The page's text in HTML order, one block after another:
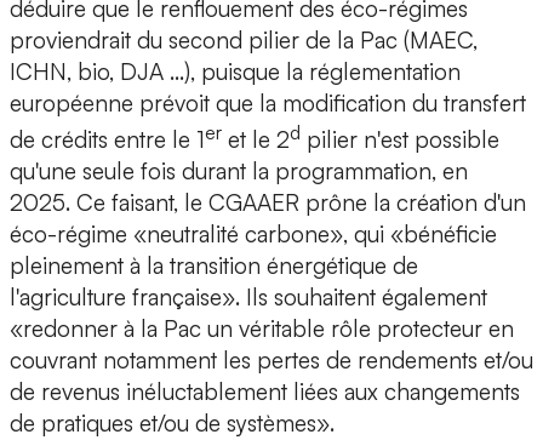
déduire que le renflouement des éco-régimes
proviendrait du second pilier de la Pac (MAEC,
ICHN, bio, DJA ...), puisque la réglementation
européenne prévoit que la modification du transfert
de crédits entre le 1er et le 2d pilier n'est possible
qu'une seule fois durant la programmation, en
2025. Ce faisant, le CGAAER prône la création d'un
éco-régime «neutralité carbone», qui «bénéficie
pleinement à la transition énergétique de
l'agriculture française». Ils souhaitent également
«redonner à la Pac un véritable rôle protecteur en
couvrant notamment les pertes de rendements et/ou
de revenus inéluctablement liées aux changements
de pratiques et/ou de systèmes».